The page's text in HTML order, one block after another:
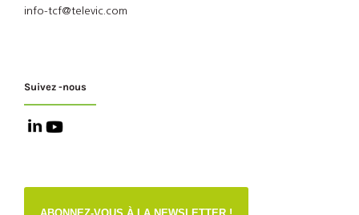
info-tcf@televic.com
Suivez -nous